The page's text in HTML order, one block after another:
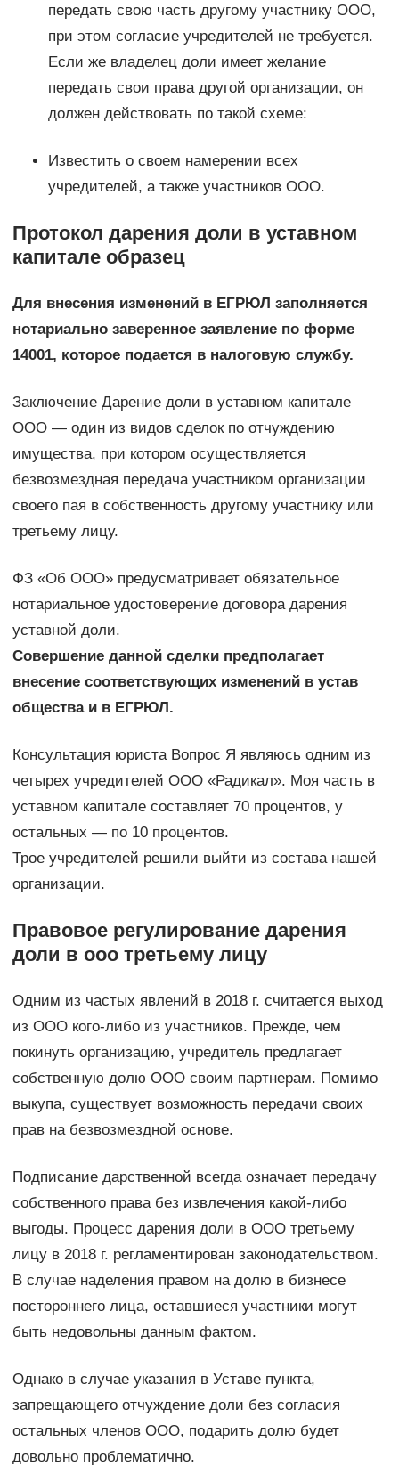
передать свою часть другому участнику ООО,
при этом согласие учредителей не требуется.
Если же владелец доли имеет желание
передать свои права другой организации, он
должен действовать по такой схеме:
Известить о своем намерении всех
учредителей, а также участников ООО.
Протокол дарения доли в уставном
капитале образец
Для внесения изменений в ЕГРЮЛ заполняется
нотариально заверенное заявление по форме
14001, которое подается в налоговую службу.
Заключение Дарение доли в уставном капитале
ООО — один из видов сделок по отчуждению
имущества, при котором осуществляется
безвозмездная передача участником организации
своего пая в собственность другому участнику или
третьему лицу.
ФЗ «Об ООО» предусматривает обязательное
нотариальное удостоверение договора дарения
уставной доли.
Совершение данной сделки предполагает
внесение соответствующих изменений в устав
общества и в ЕГРЮЛ.
Консультация юриста Вопрос Я являюсь одним из
четырех учредителей ООО «Радикал». Моя часть в
уставном капитале составляет 70 процентов, у
остальных — по 10 процентов.
Трое учредителей решили выйти из состава нашей
организации.
Правовое регулирование дарения
доли в ооо третьему лицу
Одним из частых явлений в 2018 г. считается выход
из ООО кого-либо из участников. Прежде, чем
покинуть организацию, учредитель предлагает
собственную долю ООО своим партнерам. Помимо
выкупа, существует возможность передачи своих
прав на безвозмездной основе.
Подписание дарственной всегда означает передачу
собственного права без извлечения какой-либо
выгоды. Процесс дарения доли в ООО третьему
лицу в 2018 г. регламентирован законодательством.
В случае наделения правом на долю в бизнесе
постороннего лица, оставшиеся участники могут
быть недовольны данным фактом.
Однако в случае указания в Уставе пункта,
запрещающего отчуждение доли без согласия
остальных членов ООО, подарить долю будет
довольно проблематично.